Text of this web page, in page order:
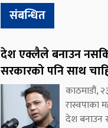
संबन्धित
देश एक्लैले बनाउन
सरकारको पनि साथ
काठमाडौं, २३
रास्वपाका
देश बनाउन